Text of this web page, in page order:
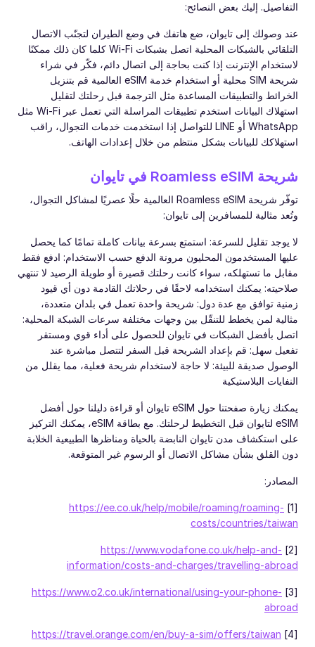
التفاصيل. إليك بعض النصائح:
عند وصولك إلى تايوان، ضع هاتفك في وضع الطيران لتجنّب الاتصال
التلقائي بالشبكات المحلية اتصل بشبكات Wi-Fi كلما كان ذلك ممكنًا
لاستخدام الإنترنت إذا كنت بحاجة إلى اتصال دائم، فكّر في شراء
شريحة SIM محلية أو استخدام خدمة eSIM العالمية قم بتنزيل
الخرائط والتطبيقات المساعدة مثل الترجمة قبل رحلتك لتقليل
استهلاك البيانات استخدم تطبيقات المراسلة التي تعمل عبر Wi-Fi مثل
WhatsApp أو LINE للتواصل إذا استخدمت خدمات التجوال، راقب
استهلاكك للبيانات بشكل منتظم من خلال إعدادات الهاتف.
شريحة Roamless eSIM في تايوان
توفّر شريحة Roamless eSIM العالمية حلًا عصريًا لمشاكل التجوال،
وتُعد مثالية للمسافرين إلى تايوان:
لا يوجد تقليل للسرعة: استمتع بسرعة بيانات كاملة تمامًا كما يحصل
عليها المستخدمون المحليون مرونة الدفع حسب الاستخدام: ادفع فقط
مقابل ما تستهلكه، سواء كانت رحلتك قصيرة أو طويلة الرصيد لا تنتهي
صلاحيته: يمكنك استخدامه لاحقًا في رحلاتك القادمة دون أي قيود
زمنية توافق مع عدة دول: شريحة واحدة تعمل في بلدان متعددة،
مثالية لمن يخطط للتنقّل بين وجهات مختلفة سرعات الشبكة المحلية:
اتصل بأفضل الشبكات في تايوان للحصول على أداء قوي ومستقر
تفعيل سهل: قم بإعداد الشريحة قبل السفر لتتصل مباشرة عند
الوصول صديقة للبيئة: لا حاجة لاستخدام شريحة فعلية، مما يقلل من
النفايات البلاستيكية
يمكنك زيارة صفحتنا حول eSIM تايوان أو قراءة دليلنا حول أفضل
eSIM لتايوان قبل التخطيط لرحلتك. مع بطاقة eSIM، يمكنك التركيز
على استكشاف مدن تايوان النابضة بالحياة ومناظرها الطبيعية الخلابة
دون القلق بشأن مشاكل الاتصال أو الرسوم غير المتوقعة.
المصادر:
[1]
https://ee.co.uk/help/mobile/roaming/roaming-
costs/countries/taiwan
[2]
https://www.vodafone.co.uk/help-and-
information/costs-and-charges/travelling-abroad
[3]
https://www.o2.co.uk/international/using-your-phone-
abroad
[4]
https://travel.orange.com/en/buy-a-sim/offers/taiwan